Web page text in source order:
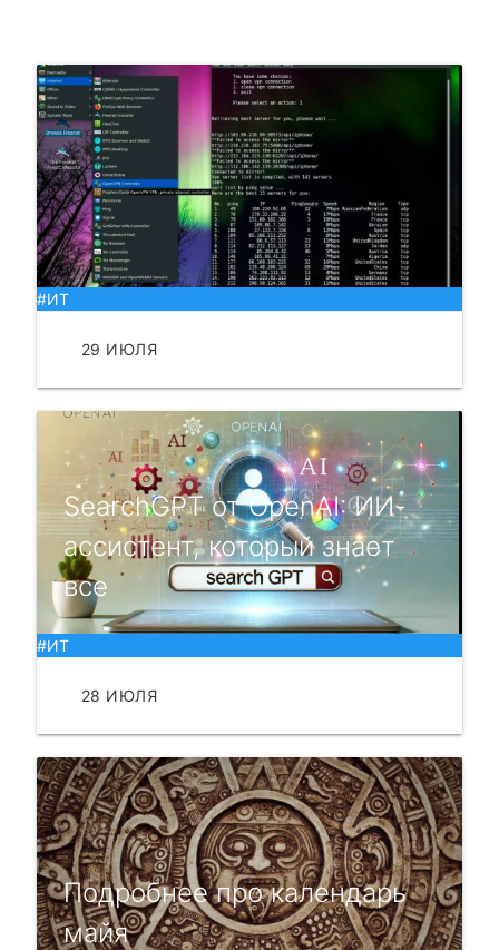
#ИТ
29 ИЮЛЯ
SearchGPT от OpenAI: ИИ-
ассистент, который знает
все
#ИТ
28 ИЮЛЯ
Подробнее про календарь
майя